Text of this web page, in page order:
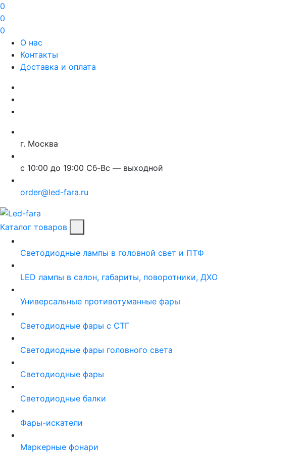
0
0
0
О нас
Контакты
Доставка и оплата
г. Москва
с 10:00 до 19:00 Сб-Вс — выходной
order@led-fara.ru
Каталог товаров
Светодиодные лампы в головной свет и ПТФ
LED лампы в салон, габариты, поворотники, ДХО
Универсальные противотуманные фары
Светодиодные фары с СТГ
Светодиодные фары головного света
Светодиодные фары
Светодиодные балки
Фары-искатели
Маркерные фонари